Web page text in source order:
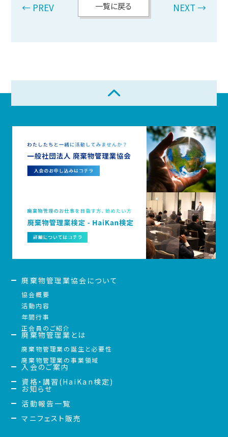
← PREV 一覧に戻る NEXT →
廃棄物管理業協会について
協会概要
活動内容
年間行事
正会員のご紹介
廃棄物管理業とは
廃棄物管理業の誕生と必要性
廃棄物管理業の事業領域
入会のご案内
資格・講習(HaiKan検定)
お知らせ
活動報告一覧
マニフェスト販売